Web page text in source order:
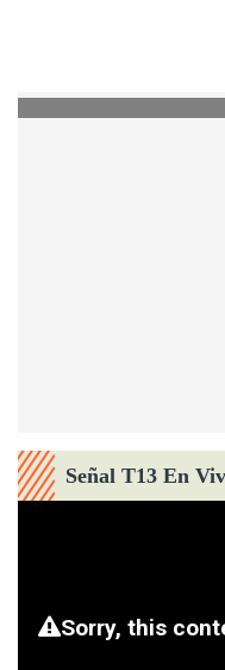
Señal T13 En